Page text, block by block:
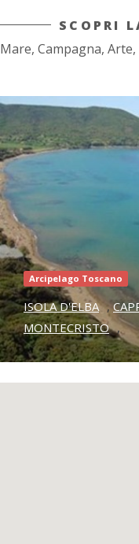
SCOPRI
Mare, Campagna,
Arcipelago Toscano
ISOLA D'ELBA ,
MONTECRISTO ,